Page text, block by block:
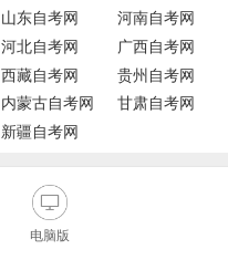
山东自考网
河南自考网
河北自考网
广西自考网
西藏自考网
贵州自考网
内蒙古自考网
甘肃自考网
新疆自考网
电脑版